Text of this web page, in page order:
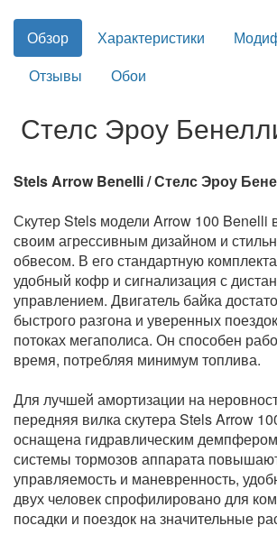
Обзор Характеристики
Отзывы
Обои
Стелс Эроу
Stels Arrow Benelli / Стелс Эроу
Скутер Stels модели Arrow 100 Benelli
своим агрессивным дизайном и
обвесом. В его стандартную
удобный кофр и сигнализация с
управлением. Двигатель байка
быстрого разгона и уверенных
потоках мегаполиса. Он способен
время, потребляя минимум топлива.
Для лучшей амортизации на
передняя вилка скутера Stels Arrow
оснащена гидравлическим
системы тормозов аппарата
управляемость и маневренность,
двух человек спрофилировано для
посадки и поездок на значительные